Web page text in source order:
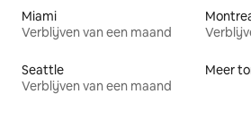
Miami
Verblijven van een maand
Seattle
Verblijven van een maand
Meer